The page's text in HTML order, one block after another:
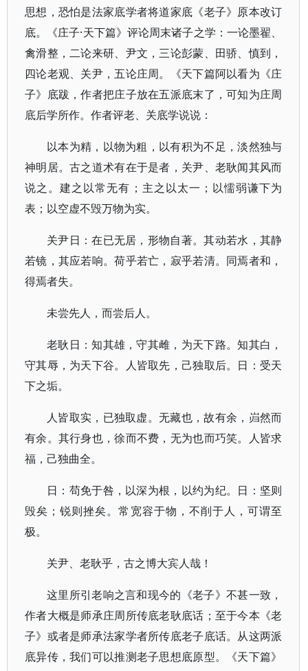
思想，恐怕是法家底学者将道家底《老子》原本改订
底。《庄子·天下篇》评论周末诸子之学：一论墨翟、
禽滑整，二论来研、尹文，三论彭蒙、田骄、慎到，
四论老观、关尹，五论庄周。《天下篇阿以看为《庄
子》底跋，作者把庄子放在五派底末了，可知为庄周
底后学所作。作者评老、关底学说说：
以本为精，以物为粗，以有积为不足，淡然独与
神明居。古之道术有在于是者，关尹、老耿闻其风而
说之。建之以常无有；主之以太一；以懦弱谦下为
表；以空虚不毁万物为实。
关尹日：在已无居，形物自著。其动若水，其静
若镜，其应若响。荷乎若亡，寂乎若清。同焉者和，
得焉者失。
未尝先人，而尝后人。
老耿日：知其雄，守其雌，为天下路。知其白，
守其辱，为天下谷。人皆取先，己独取后。日：受天
下之垢。
人皆取实，已独取虚。无藏也，故有余，岿然而
有余。其行身也，徐而不费，无为也而巧笑。人皆求
福，己独曲全。
日：苟免于咎，以深为根，以约为纪。日：坚则
毁矣；锐则挫矣。常宽容于物，不削于人，可谓至
极。
关尹、老耿乎，古之博大宾人哉！
这里所引老响之言和现今的《老子》不甚一致，
作者大概是师承庄周所传底老耿底话；至于今本《老
子》或者是师承法家学者所传底老子底话。从这两派
底异传，我们可以推测老子思想底原型。《天下篇》